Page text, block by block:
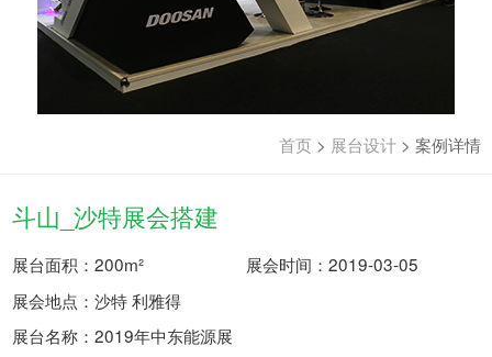
首页 > 展台设计> 案例详情
斗山_沙特展会搭建
展台面积：200m²
展会时间：2019-03-05
展会地点：沙特 利雅得
展台名称：2019年中东能源展